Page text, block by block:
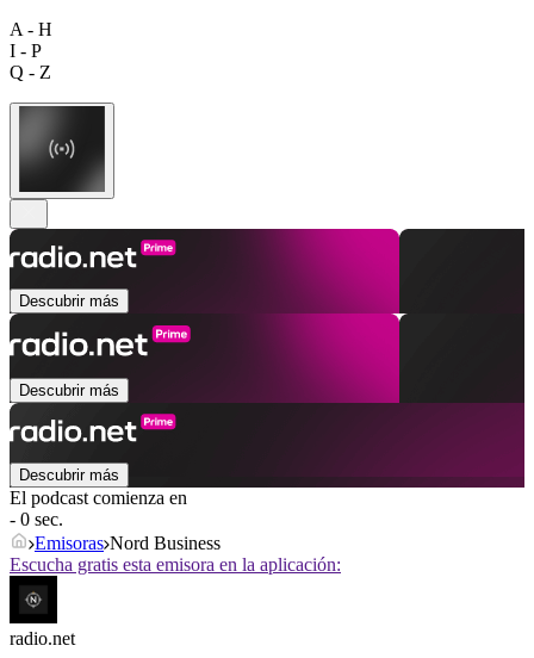
A - H
I - P
Q - Z
Descubrir más
Descubrir más
Descubrir más
El podcast comienza en
- 0 sec.
Emisoras Nord Business
Escucha gratis esta emisora en la aplicación:
radio.net